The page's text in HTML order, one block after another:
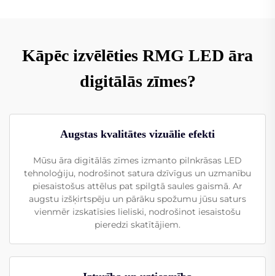
Kāpēc izvēlēties RMG LED āra
digitālās zīmes?
Augstas kvalitātes vizuālie efekti
Mūsu āra digitālās zīmes izmanto pilnkrāsas LED
tehnoloģiju, nodrošinot satura dzīvīgus un uzmanību
piesaistošus attēlus pat spilgtā saules gaismā. Ar
augstu izšķirtspēju un pārāku spožumu jūsu saturs
vienmēr izskatīsies lieliski, nodrošinot iesaistošu
pieredzi skatītājiem.